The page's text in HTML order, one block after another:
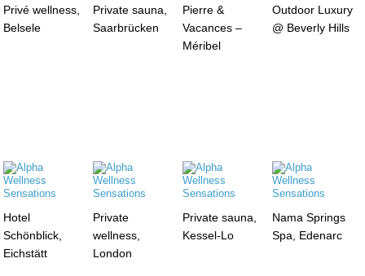
Privé wellness,
Belsele
Private sauna,
Saarbrücken
Pierre &
Vacances –
Méribel
Outdoor Luxury
@ Beverly Hills
Hotel
Schönblick,
Eichstätt
Private
wellness,
London
Private sauna,
Kessel-Lo
Nama Springs
Spa, Edenarc